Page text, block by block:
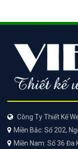
Công Ty Thiết Kế
Miền Bắc: Số 202,
Miền Nam: Số 36 Đa